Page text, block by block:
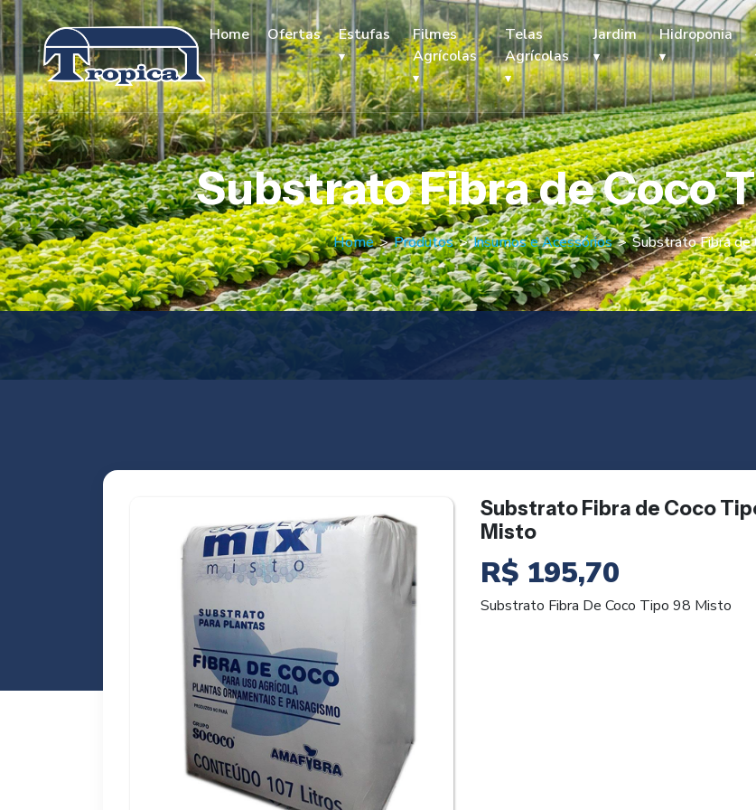
Home Ofertas Estufas
Filmes
Agrícolas
Telas
Agrícolas
Jardim Hidroponia
Substrato Fibra de Coco
Home > Produtos > Insumos e Acessórios > Substrato Fibra
Substrato Fibra de Coco
Misto
R$ 195,70
Substrato Fibra De Coco Tipo 98 Misto